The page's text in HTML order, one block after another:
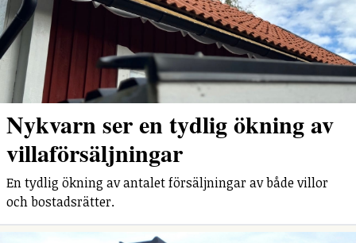
Nykvarn ser en tydlig ökning av
villaförsäljningar
En tydlig ökning av antalet försäljningar av både villor
och bostadsrätter.